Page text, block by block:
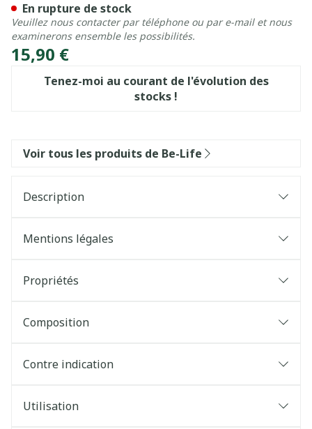
15,90 €
Tenez-moi au courant de l'évolution des
stocks !
En rupture de stock
Veuillez nous contacter par téléphone ou par e-mail et nous
examinerons ensemble les possibilités.
Voir tous les produits de Be-Life
Description
Mentions légales
Propriétés
Composition
Contre indication
Utilisation